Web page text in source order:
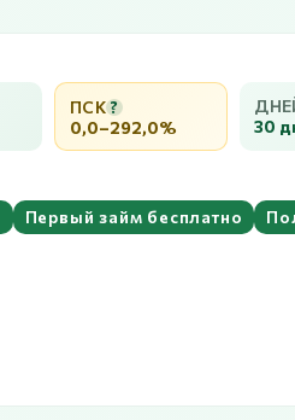
ПСК?
0,0–292,0%
30
Первый займ бесплатно